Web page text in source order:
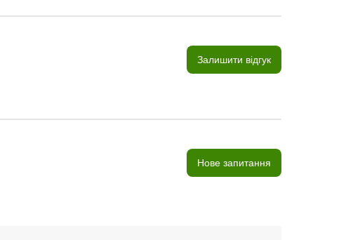
Залишити відгук
Нове запитання